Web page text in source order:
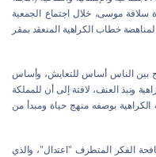
سلافة موسى، خلال اجتماع الجمعية
لمناهضة خطاب الكراهية المنعقد بمقر
بين الناس أساس للتعايش، وأساس
ونبذ العنف، لافتة إلى أن للمملكة
بوصفه منهج حياة ومبدأ من
الفكر المتطرف "اعتدال"، والذي